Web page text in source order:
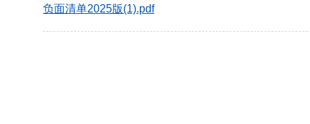
负面清单2025版(1).pdf